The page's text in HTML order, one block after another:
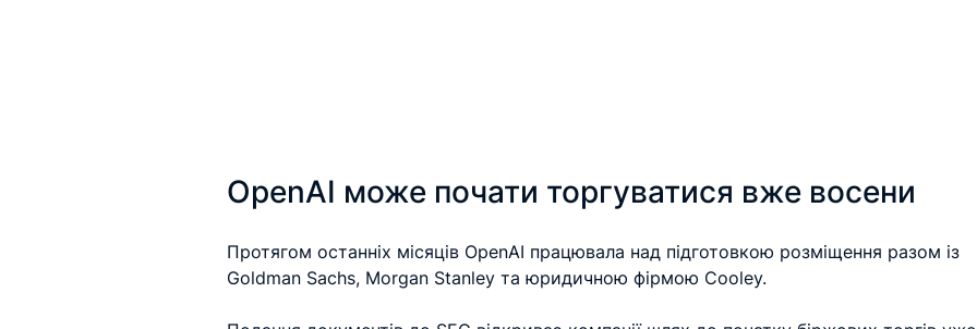
OpenAI може почати торгуватися вже восени
Протягом останніх місяців OpenAI працювала над підготовкою розміщення разом із
Goldman Sachs, Morgan Stanley та юридичною фірмою Cooley.